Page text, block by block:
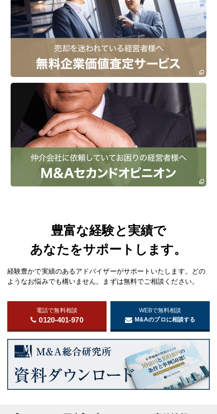
豊富な経験と実績で
あなたをサポートします。
経験豊かで実績のあるアドバイザーがサポートいたします。どの
ようなお悩みでも構いません。まずは無料でご相談ください。
電話で無料相談
0120-401-970
WEBで無料相談
M&Aのプロに相談する